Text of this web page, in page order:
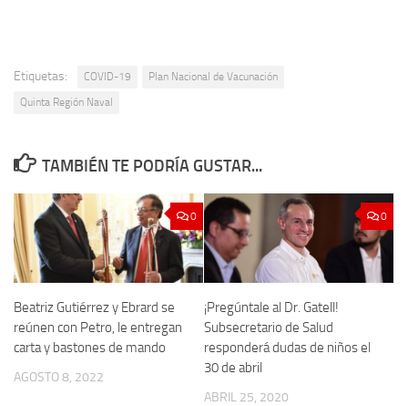
Etiquetas: COVID-19
Plan Nacional de Vacunación
Quinta Región Naval
TAMBIÉN TE PODRÍA GUSTAR...
0
Beatriz Gutiérrez y Ebrard se
reúnen con Petro, le entregan
carta y bastones de mando
AGOSTO 8, 2022
0
¡Pregúntale al Dr. Gatell!
Subsecretario de Salud
responderá dudas de niños el
30 de abril
ABRIL 25, 2020